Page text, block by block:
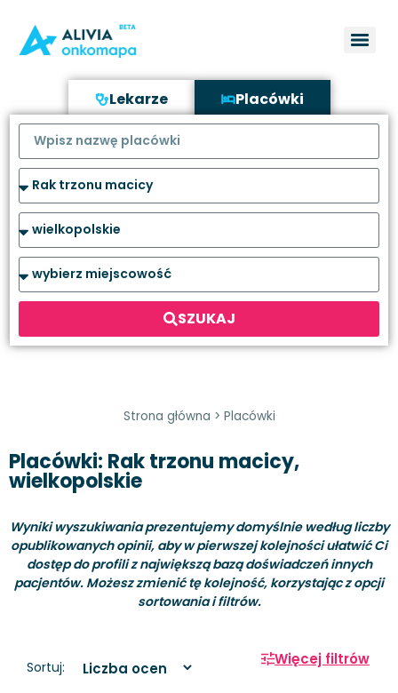
Lekarze Placówki
SZUKAJ
Strona główna > Placówki
Placówki: Rak trzonu macicy,
wielkopolskie
Wyniki wyszukiwania prezentujemy domyślnie według liczby
opublikowanych opinii, aby w pierwszej kolejności ułatwić Ci
dostęp do profili z największą bazą doświadczeń innych
pacjentów. Możesz zmienić tę kolejność, korzystając z opcji
sortowania i filtrów.
Sortuj: Więcej filtrów